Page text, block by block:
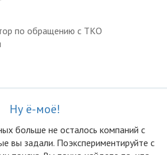
по обращению с ТКО
Ну ё-моё!
больше не осталоcь компаний с
вы задали. Поэкспериментируйте с